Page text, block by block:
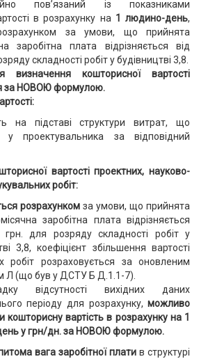
пов’язаний із показниками
в розрахунку на 1 людино-день,
за умови, що прийнята
заробітна плата відрізняється від
складності робіт у будівництві 3,8.
кошторисної вартості
за НОВОЮ формулою.
на підставі структури витрат, що
у проектувальника за відповідний
вартості проектних, науково-
робіт:
розрахункомза умови, що прийнята
заробітна плата відрізняється
грн. для розряду складності робіт у
3,8, коефіцієнт збільшення вартості
робіт розраховується за оновленим
Л (що був у ДСТУ Б Д.1.1-7).
відсутності вихідних даних
періоду для розрахунку, можливо
кошторисну вартість в розрахунку на 1
у грн/дн. за НОВОЮ формулою.
вага заробітної плати в структурі